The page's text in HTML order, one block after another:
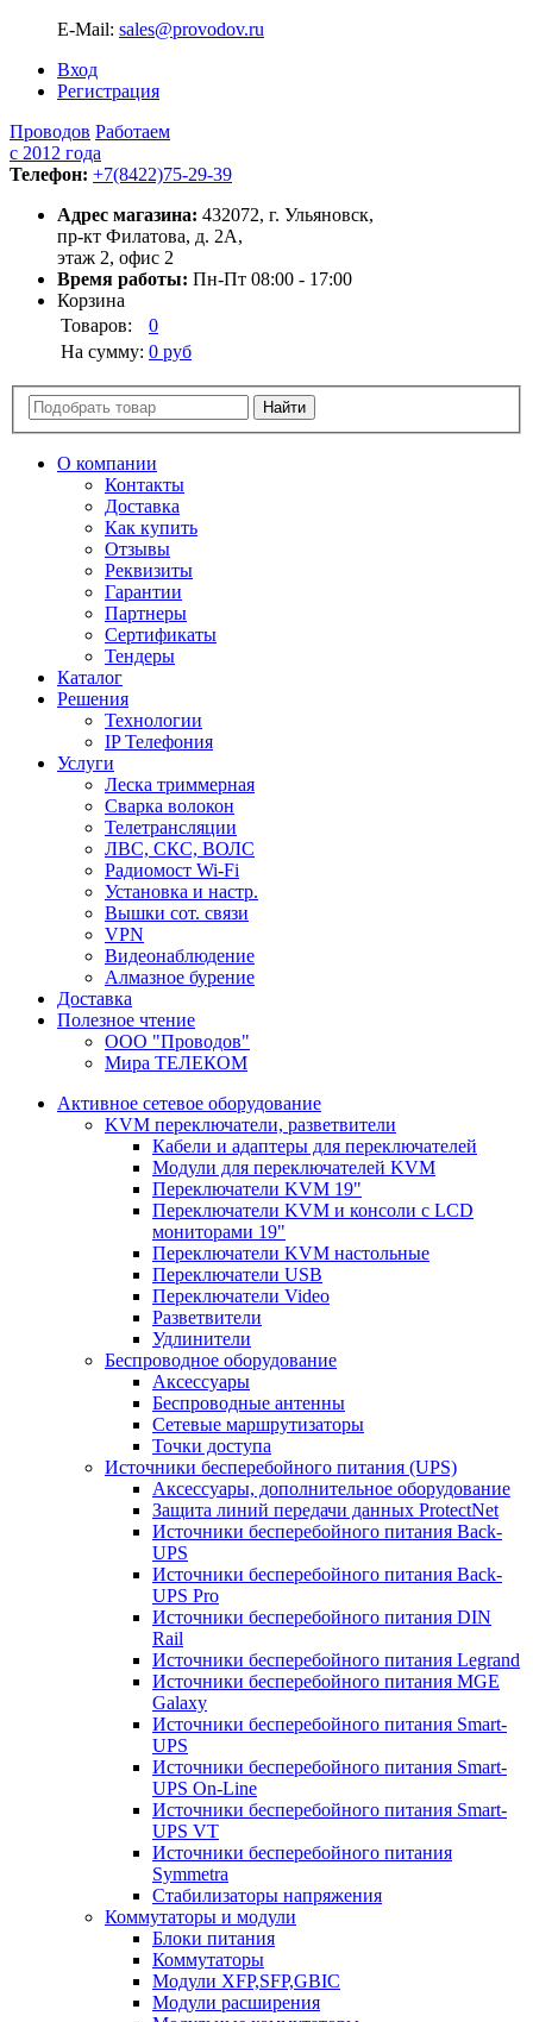
E-Mail: sales@provodov.ru
Вход
Регистрация
Проводов Работаем
с 2012 года
Телефон: +7(8422)75-29-39
Адрес магазина: 432072, г. Ульяновск,
пр-кт Филатова, д. 2А,
этаж 2, офис 2
Время работы: Пн-Пт 08:00 - 17:00
Корзина
Товаров:
0
На сумму: 0 руб
О компании
Контакты
Доставка
Как купить
Отзывы
Реквизиты
Гарантии
Партнеры
Сертификаты
Тендеры
Каталог
Решения
Технологии
IP Телефония
Услуги
Леска триммерная
Сварка волокон
Телетрансляции
ЛВС, СКС, ВОЛС
Радиомост Wi-Fi
Установка и настр.
Вышки сот. связи
VPN
Видеонаблюдение
Алмазное бурение
Доставка
Полезное чтение
ООО "Проводов"
Мира ТЕЛЕКОМ
Активное сетевое оборудование
KVM переключатели, разветвители
Кабели и адаптеры для переключателей
Модули для переключателей KVM
Переключатели KVM 19"
Переключатели KVM и консоли с LCD
мониторами 19"
Переключатели KVM настольные
Переключатели USB
Переключатели Video
Разветвители
Удлинители
Беспроводное оборудование
Аксессуары
Беспроводные антенны
Сетевые маршрутизаторы
Точки доступа
Источники бесперебойного питания (UPS)
Аксессуары, дополнительное оборудование
Защита линий передачи данных ProtectNet
Источники бесперебойного питания Back-
UPS
Источники бесперебойного питания Back-
UPS Pro
Источники бесперебойного питания DIN
Rail
Источники бесперебойного питания Legrand
Источники бесперебойного питания MGE
Galaxy
Источники бесперебойного питания Smart-
UPS
Источники бесперебойного питания Smart-
UPS On-Line
Источники бесперебойного питания Smart-
UPS VT
Источники бесперебойного питания
Symmetra
Стабилизаторы напряжения
Коммутаторы и модули
Блоки питания
Коммутаторы
Модули XFP,SFP,GBIC
Модули расширения